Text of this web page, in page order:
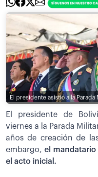
El presidente asistió a la
El presidente de
viernes a la Parada
años de creación de
embargo,el
el acto inicial.